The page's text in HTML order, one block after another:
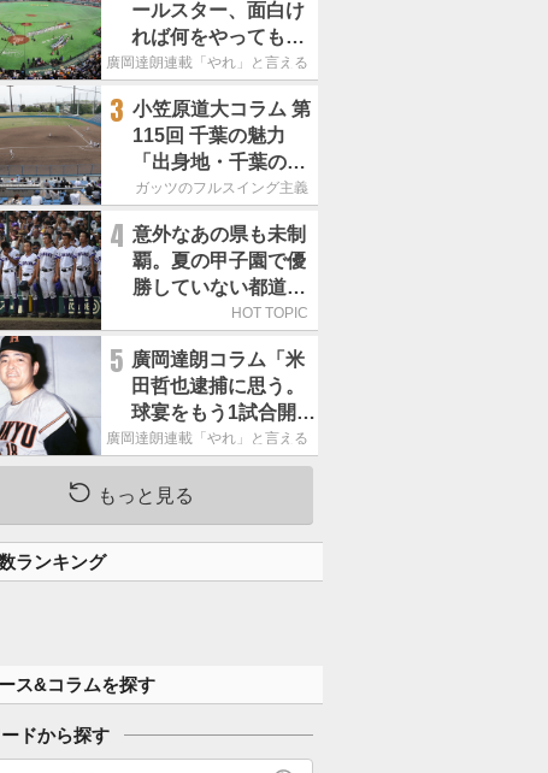
ールスター、面白け
れば何をやってもい
いという発想は大間
廣岡達朗連載「やれ」と言える信念
3 小笠原道大コラム 第
115回 千葉の魅力
「出身地・千葉の話
の続き。昔から野球
す」
ガッツのフルスイング主義
4 意外なあの県も未制
覇。夏の甲子園で優
勝していない都道府
HOT TOPIC
5 廣岡達朗コラム「米
田哲也逮捕に思う。
球宴をもう1試合開催
でOB救済を」
廣岡達朗連載「やれ」と言える信念
もっと見る
ランキング
ス&コラムを探す
ドから探す